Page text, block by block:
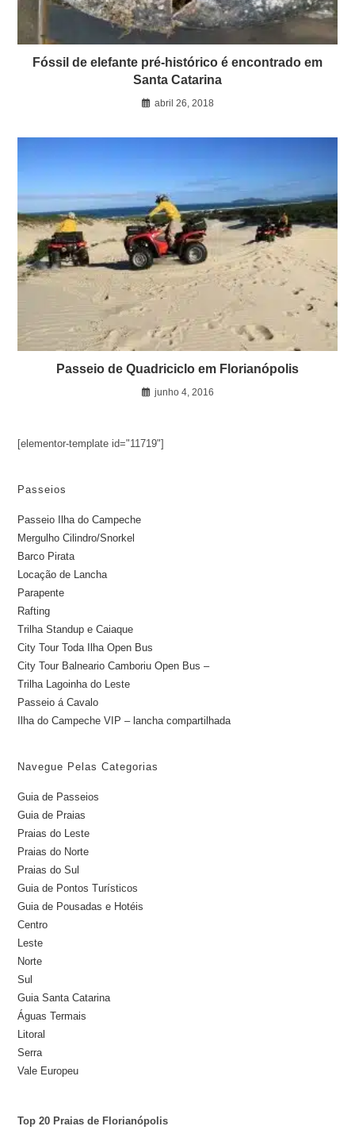
Fóssil de elefante pré-histórico é encontrado em
Santa Catarina
abril 26, 2018
Passeio de Quadriciclo em Florianópolis
junho 4, 2016
[elementor-template id="11719"]
Passeios
Passeio Ilha do Campeche
Mergulho Cilindro/Snorkel
Barco Pirata
Locação de Lancha
Parapente
Rafting
Trilha Standup e Caiaque
City Tour Toda Ilha Open Bus
City Tour Balneario Camboriu Open Bus –
Trilha Lagoinha do Leste
Passeio á Cavalo
Ilha do Campeche VIP – lancha compartilhada
Navegue Pelas Categorias
Guia de Passeios
Guia de Praias
Praias do Leste
Praias do Norte
Praias do Sul
Guia de Pontos Turísticos
Guia de Pousadas e Hotéis
Centro
Leste
Norte
Sul
Guia Santa Catarina
Águas Termais
Litoral
Serra
Vale Europeu
Top 20 Praias de Florianópolis